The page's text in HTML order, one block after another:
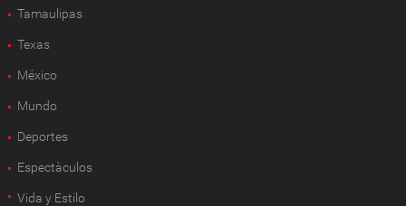
Tamaulipas
Texas
México
Mundo
Deportes
Espectàculos
Vida y Estilo